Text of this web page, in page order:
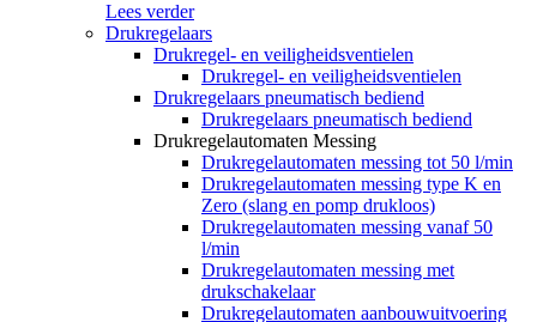
Lees verder
Drukregelaars
Drukregel- en veiligheidsventielen
Drukregel- en veiligheidsventielen
Drukregelaars pneumatisch bediend
Drukregelaars pneumatisch bediend
Drukregelautomaten Messing
Drukregelautomaten messing tot 50 l/min
Drukregelautomaten messing type K en
Zero (slang en pomp drukloos)
Drukregelautomaten messing vanaf 50
l/min
Drukregelautomaten messing met
drukschakelaar
Drukregelautomaten aanbouwuitvoering